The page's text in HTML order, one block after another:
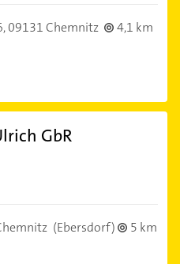
09131 Chemnitz
4,1 km
GbR
(Ebersdorf)
5 km